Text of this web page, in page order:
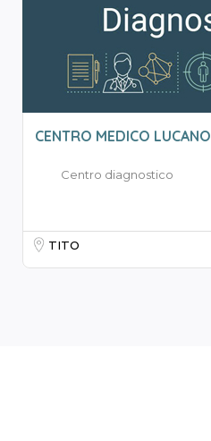
CENTRO MEDICO LUCANO
Centro diagnostico
TITO